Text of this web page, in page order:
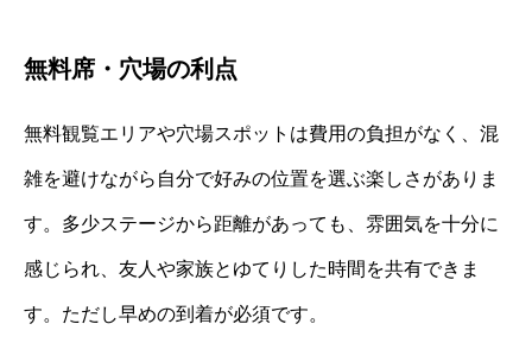
無料席・穴場の利点
無料観覧エリアや穴場スポットは費用の負担がなく、混
雑を避けながら自分で好みの位置を選ぶ楽しさがありま
す。多少ステージから距離があっても、雰囲気を十分に
感じられ、友人や家族とゆてりした時間を共有できま
す。ただし早めの到着が必須です。